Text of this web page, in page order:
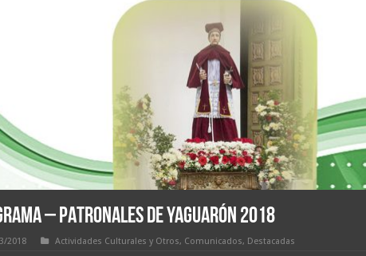
– PATRONALES DE YAGUARÓN 2018
2018 Actividades Culturales y Otros, Comunicados, Destacadas